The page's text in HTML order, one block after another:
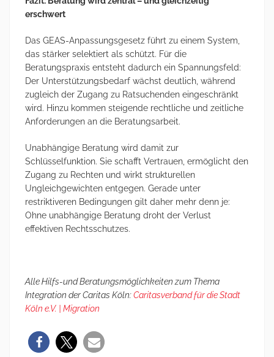
erschwert
Das GEAS-Anpassungsgesetz führt zu einem System,
das stärker selektiert als schützt. Für die
Beratungspraxis entsteht dadurch ein Spannungsfeld:
Der Unterstützungsbedarf wächst deutlich, während
zugleich der Zugang zu Ratsuchenden eingeschränkt
wird. Hinzu kommen steigende rechtliche und zeitliche
Anforderungen an die Beratungsarbeit.
Unabhängige Beratung wird damit zur
Schlüsselfunktion. Sie schafft Vertrauen, ermöglicht den
Zugang zu Rechten und wirkt strukturellen
Ungleichgewichten entgegen. Gerade unter
restriktiveren Bedingungen gilt daher mehr denn je:
Ohne unabhängige Beratung droht der Verlust
effektiven Rechtsschutzes.
Alle Hilfs-und Beratungsmöglichkeiten zum Thema
Integration der Caritas Köln:Caritasverband für die Stadt
Köln e.V. | Migration